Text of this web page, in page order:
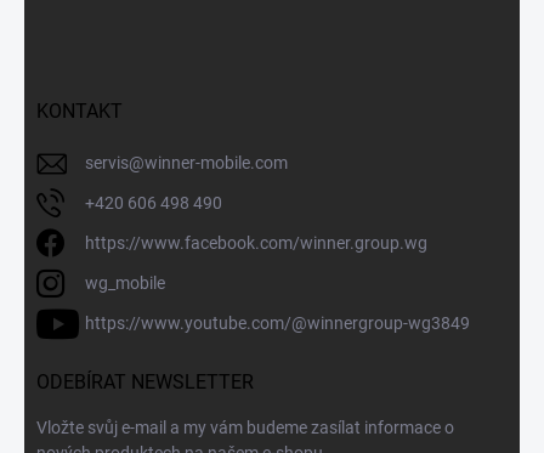
KONTAKT
servis@winner-mobile.com
+420 606 498 490
https://www.facebook.com/winner.group.wg
wg_mobile
https://www.youtube.com/@winnergroup-wg3849
ODEBÍRAT NEWSLETTER
Vložte svůj e-mail a my vám budeme zasílat informace o